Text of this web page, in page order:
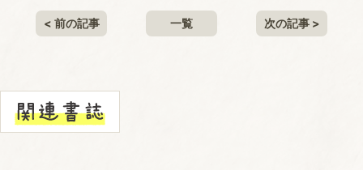
< 前の記事 一覧 次の記事 >